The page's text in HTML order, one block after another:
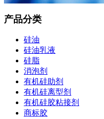
产品分类
硅油
硅油乳液
硅脂
消泡剂
有机硅助剂
有机硅离型剂
有机硅胶粘接剂
商标胶